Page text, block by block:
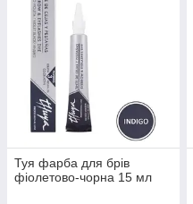
Туя фарба для брів
фіолетово-чорна 15 мл